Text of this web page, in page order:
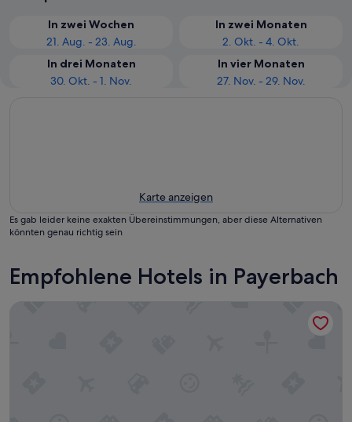
In zwei Wochen
21. Aug. - 23. Aug.
In zwei Monaten
2. Okt. - 4. Okt.
In drei Monaten
30. Okt. - 1. Nov.
In vier Monaten
27. Nov. - 29. Nov.
Karte anzeigen
Es gab leider keine exakten Übereinstimmungen, aber diese Alternativen
könnten genau richtig sein
Empfohlene Hotels in Payerbach
Apartment „Weidenblick“ mit Bergblick, privater Terrasse